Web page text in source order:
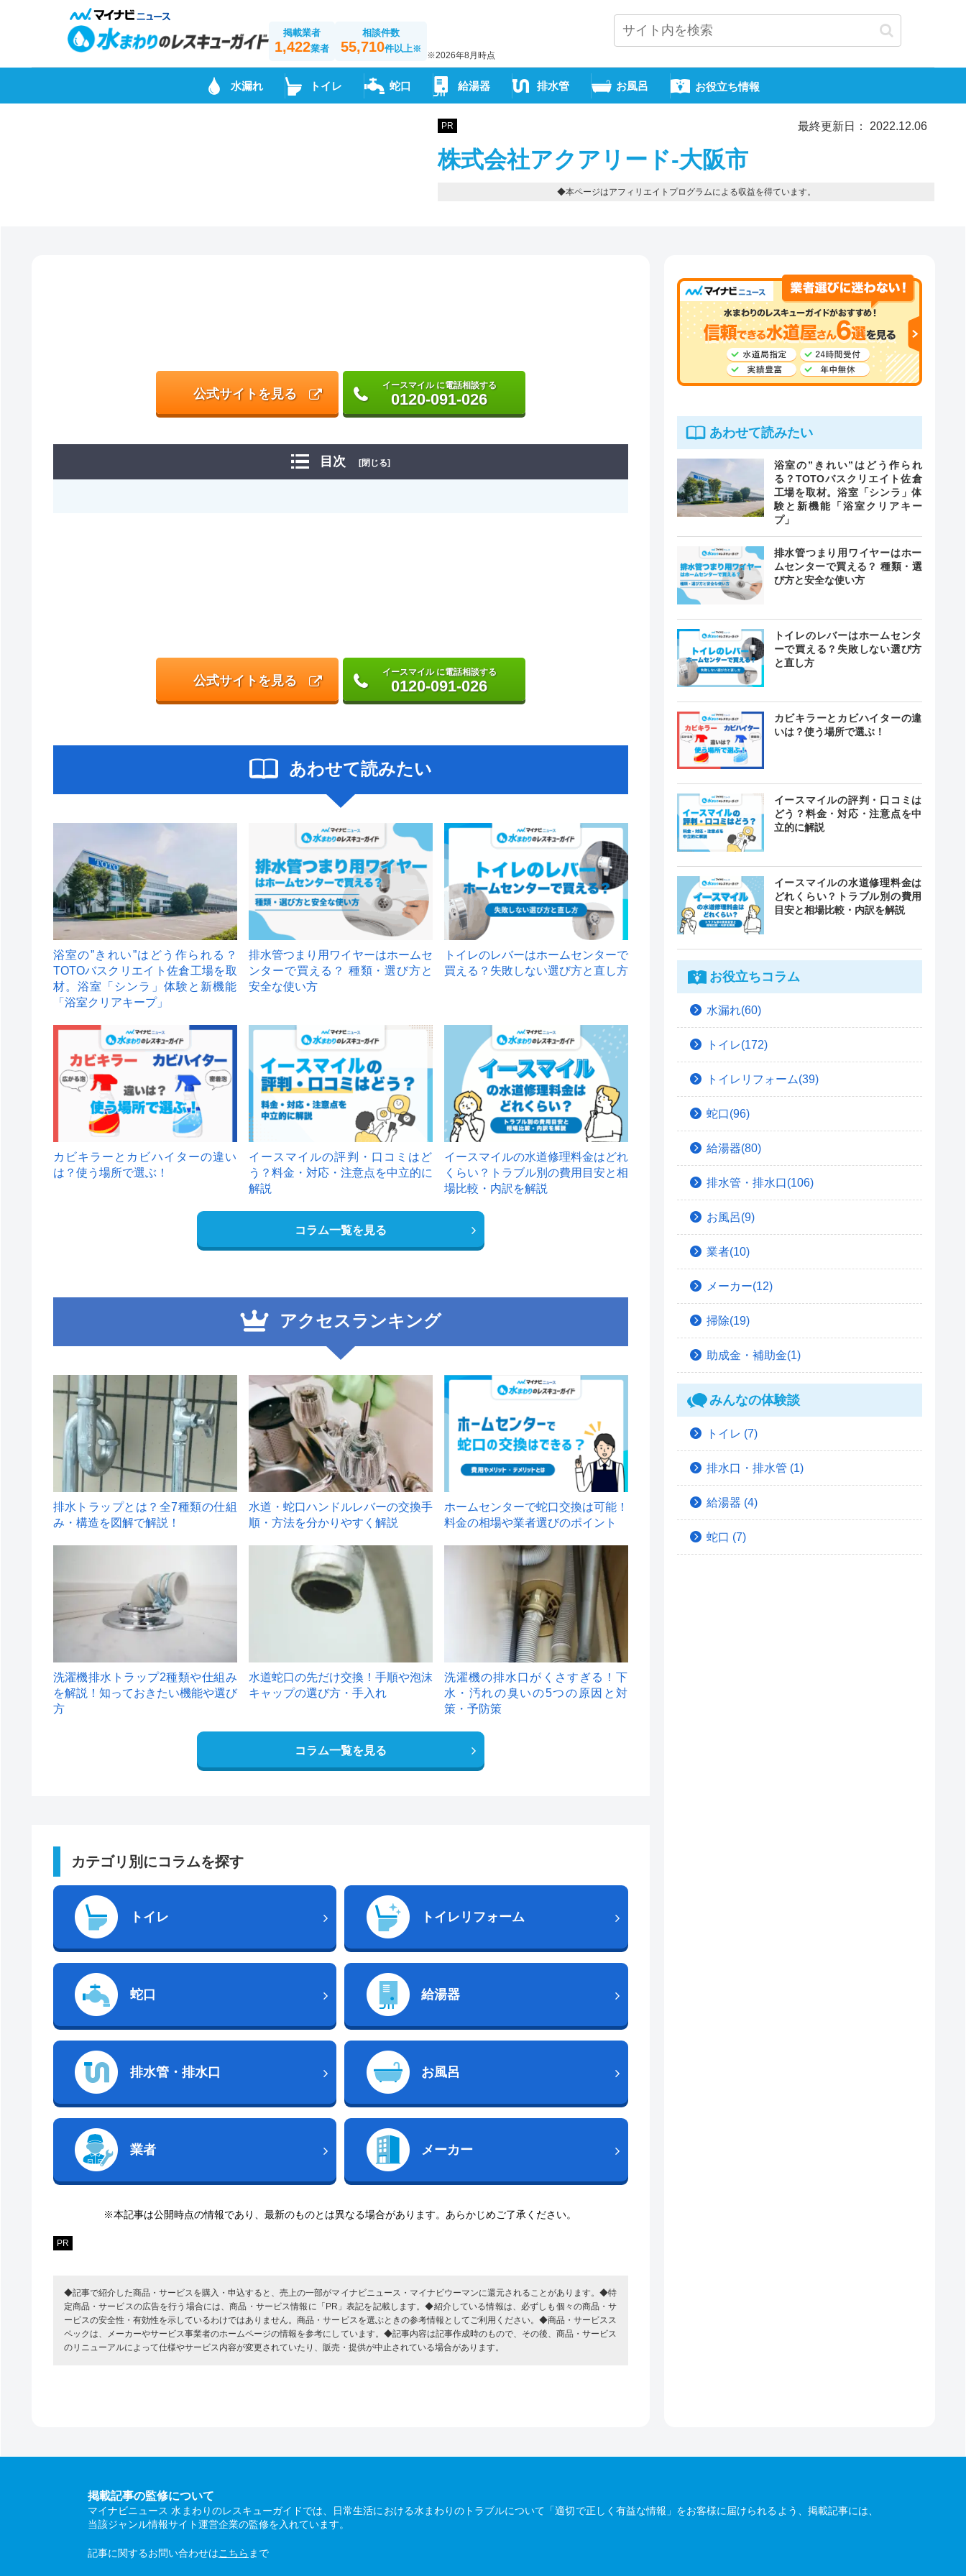
掲載業者
1,422業者
相談件数
55,710件以上※
※2026年8月時点
水漏れ トイレ 蛇口 給湯器 排水管 お風呂 お役立ち情報
PR 最終更新日： 2022.12.06
株式会社アクアリード-大阪市
◆本ページはアフィリエイトプログラムによる収益を得ています。
公式サイトを見る
イースマイル に電話相談する
0120-091-026
目次 [閉じる]
公式サイトを見る
イースマイル に電話相談する
0120-091-026
あわせて読みたい
浴室の”きれい”はどう作られる？
TOTOバスクリエイト佐倉工場を取
材。浴室「シンラ」体験と新機能
「浴室クリアキープ」
排水管つまり用ワイヤーはホームセ
ンターで買える？ 種類・選び方と
安全な使い方
トイレのレバーはホームセンターで
買える？失敗しない選び方と直し方
カビキラーとカビハイターの違い
は？使う場所で選ぶ！
イースマイルの評判・口コミはど
う？料金・対応・注意点を中立的に
解説
イースマイルの水道修理料金はどれ
くらい？トラブル別の費用目安と相
場比較・内訳を解説
コラム一覧を見る
アクセスランキング
1
排水トラップとは？全7種類の仕組
み・構造を図解で解説！
2
水道・蛇口ハンドルレバーの交換手
順・方法を分かりやすく解説
ホームセンターで蛇口交換は可能！
料金の相場や業者選びのポイント
洗濯機排水トラップ2種類や仕組み
を解説！知っておきたい機能や選び
方
水道蛇口の先だけ交換！手順や泡沫
キャップの選び方・手入れ
洗濯機の排水口がくさすぎる！下
水・汚れの臭いの5つの原因と対
策・予防策
コラム一覧を見る
カテゴリ別にコラムを探す
トイレ トイレリフォーム
蛇口 給湯器
排水管・排水口 お風呂
業者 メーカー
※本記事は公開時点の情報であり、最新のものとは異なる場合があります。あらかじめご了承ください。
PR
◆記事で紹介した商品・サービスを購入・申込すると、売上の一部がマイナビニュース・マイナビウーマンに還元されることがあります。◆特
定商品・サービスの広告を行う場合には、商品・サービス情報に「PR」表記を記載します。◆紹介している情報は、必ずしも個々の商品・サ
ービスの安全性・有効性を示しているわけではありません。商品・サービスを選ぶときの参考情報としてご利用ください。◆商品・サービスス
ペックは、メーカーやサービス事業者のホームページの情報を参考にしています。◆記事内容は記事作成時のもので、その後、商品・サービス
のリニューアルによって仕様やサービス内容が変更されていたり、販売・提供が中止されている場合があります。
あわせて読みたい
浴室の”きれい”はどう作られ
る？TOTOバスクリエイト佐倉
工場を取材。浴室「シンラ」体
験と新機能「浴室クリアキー
プ」
排水管つまり用ワイヤーはホー
ムセンターで買える？ 種類・選
び方と安全な使い方
トイレのレバーはホームセンタ
ーで買える？失敗しない選び方
と直し方
カビキラーとカビハイターの違
いは？使う場所で選ぶ！
イースマイルの評判・口コミは
どう？料金・対応・注意点を中
立的に解説
イースマイルの水道修理料金は
どれくらい？トラブル別の費用
目安と相場比較・内訳を解説
お役立ちコラム
水漏れ(60)
トイレ(172)
トイレリフォーム(39)
蛇口(96)
給湯器(80)
排水管・排水口(106)
お風呂(9)
業者(10)
メーカー(12)
掃除(19)
助成金・補助金(1)
みんなの体験談
トイレ (7)
排水口・排水管 (1)
給湯器 (4)
蛇口 (7)
掲載記事の監修について
マイナビニュース 水まわりのレスキューガイドでは、日常生活における水まわりのトラブルについて「適切で正しく有益な情報」をお客様に届けられるよう、掲載記事には、
当該ジャンル情報サイト運営企業の監修を入れています。
記事に関するお問い合わせはこちら まで